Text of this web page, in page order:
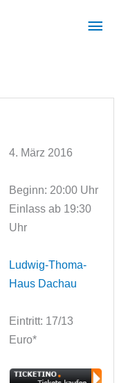
4. März 2016
Beginn: 20:00 Uhr
Einlass ab 19:30
Uhr
Ludwig-Thoma-
Haus Dachau
Eintritt: 17/13
Euro*